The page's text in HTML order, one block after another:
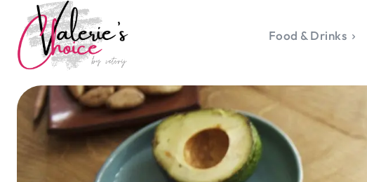
Food & Drinks
Happyness &
Lifestyle, Sport &
Duurzaamheid
Food & Drinks